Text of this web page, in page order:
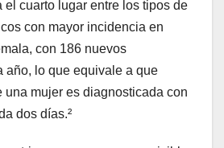
el cuarto lugar entre los tipos de
con mayor incidencia en
con 186 nuevos
año, lo que equivale a que
una mujer es diagnosticada con
dos días.²